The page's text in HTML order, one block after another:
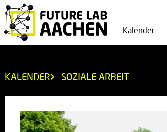
Kalender
KALENDER SOZIALE ARBEIT